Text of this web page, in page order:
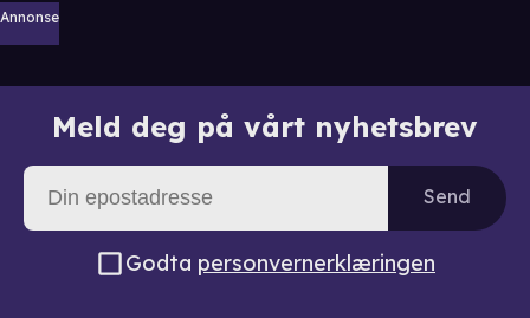
Annonse
Meld deg på vårt nyhetsbrev
Send
Godta personvernerklæringen